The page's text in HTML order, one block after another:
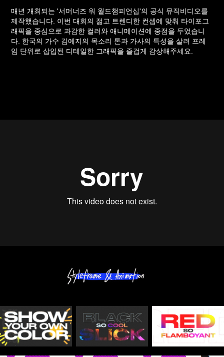
매년 개최되는 '서머너즈 워 월드챔피언십'의 공식 뮤직비디오를
제작했습니다. 이번 대회의 젊고 트렌디한 컨셉에 맞춰 타이포그
래픽을 중심으로 과감한 컬러와 애니메이션에 중점을 두었습니
다. 한국의 가수 김예지의 목소리 톤과 가사의 특성을 살려 프레
임 단위로 삽입된 디테일한 그래픽을 즐겁게 감상해주세요.